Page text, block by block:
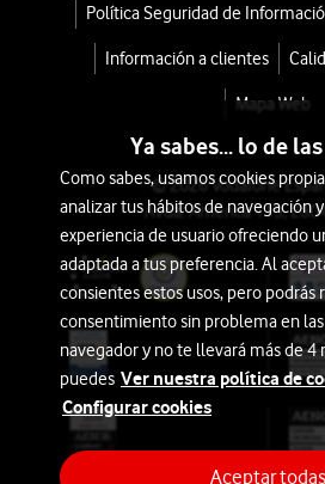
Política Seguridad de
Información a clientes
Mapa Web
© 2026 Vodafone
Avda. América 115,
Ya sabes... lo de
Como sabes, usamos cookies
analizar tus hábitos de navegación
experiencia de usuario ofreciendo
adaptada a tus preferencia. Al
consientes estos usos, pero podrás
consentimiento sin problema en
navegador y no te llevará más de 4
puedes Ver nuestra política de
Configurar cookies
Aceptar todas